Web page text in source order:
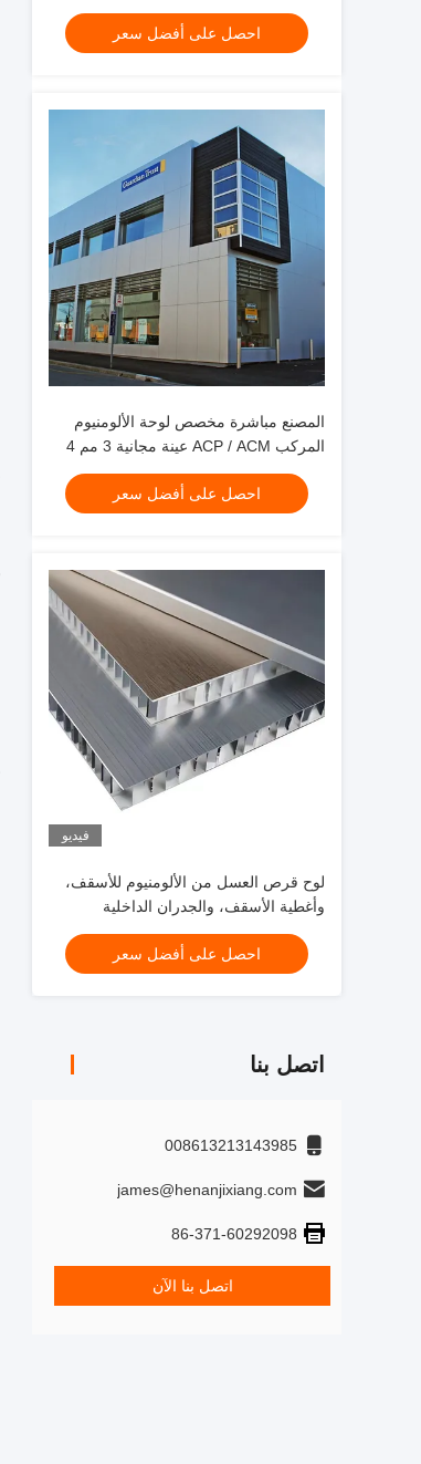
، والسقف
احصل على أفضل سعر
المصنع مباشرة مخصص لوحة الألومنيوم
المركب ACP / ACM عينة مجانية 3 مم 4
مم لتزيين الجدران الكسوة
احصل على أفضل سعر
فيديو
لوح قرص العسل من الألومنيوم للأسقف،
وأغطية الأسقف، والجدران الداخلية
والخارجية، إلخ.
احصل على أفضل سعر
اتصل بنا
008613213143985
james@henanjixiang.com
86-371-60292098
اتصل بنا الآن